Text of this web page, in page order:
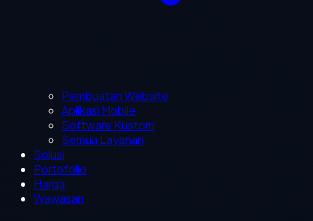
Pembuatan Website
Aplikasi Mobile
Software Kustom
Semua Layanan
Solusi
Portofolio
Harga
Wawasan